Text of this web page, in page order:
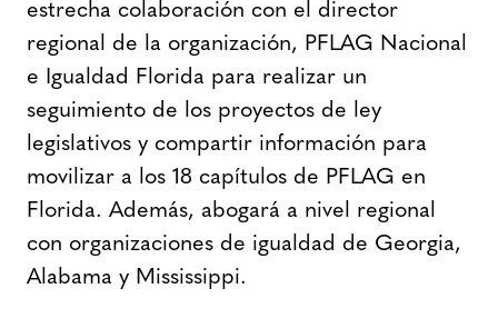
estrecha colaboración con el director
regional de la organización, PFLAG Nacional
e Igualdad Florida para realizar un
seguimiento de los proyectos de ley
legislativos y compartir información para
movilizar a los 18 capítulos de PFLAG en
Florida. Además, abogará a nivel regional
con organizaciones de igualdad de Georgia,
Alabama y Mississippi.